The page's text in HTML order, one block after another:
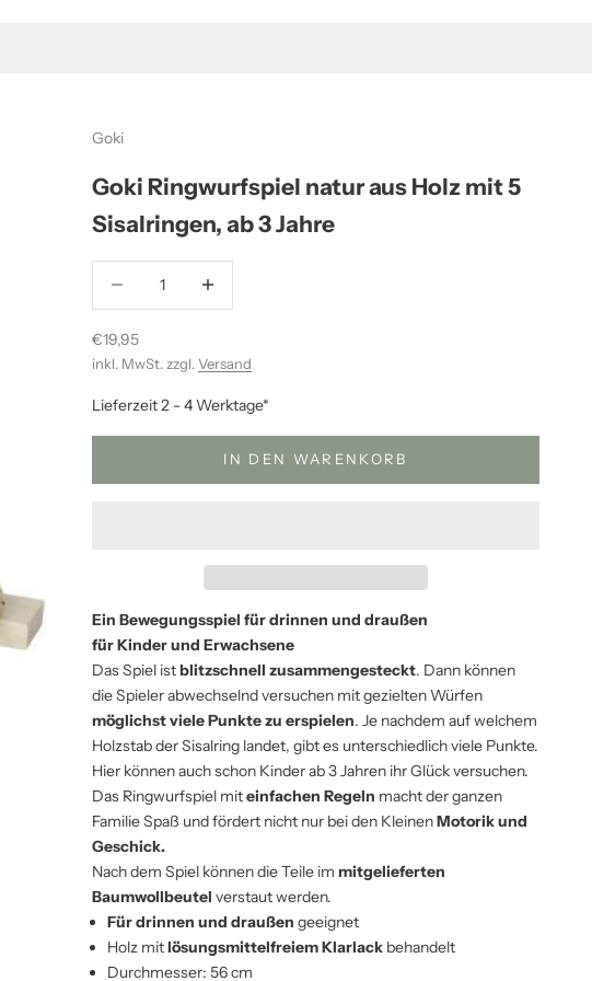
Goki
Goki Ringwurfspiel natur aus Holz mit 5
Sisalringen, ab 3 Jahre
Angebot
€19,95
inkl. MwSt. zzgl.Versand
Lieferzeit 2 - 4 Werktage*
IN DEN WARENKORB
Ein Bewegungsspiel für drinnen und draußen
für Kinder und Erwachsene
Das Spiel istblitzschnell zusammengesteckt. Dann können
die Spieler abwechselnd versuchen mit gezielten Würfen
möglichst viele Punkte zu erspielen. Je nachdem auf welchem
Holzstab der Sisalring landet, gibt es unterschiedlich viele Punkte.
Hier können auch schon Kinder ab 3 Jahren ihr Glück versuchen.
Das Ringwurfspiel miteinfachen Regeln macht der ganzen
Familie Spaß und fördert nicht nur bei den KleinenMotorik und
Geschick.
Nach dem Spiel können die Teile immitgelieferten
Baumwollbeutel verstaut werden.
Für drinnen und draußen geeignet
Holz mitlösungsmittelfreiem Klarlack behandelt
Durchmesser: 56 cm